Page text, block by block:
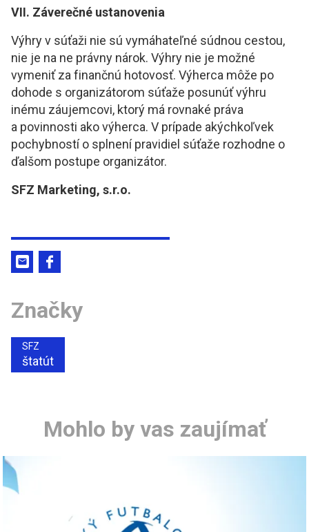
VII. Záverečné ustanovenia
Výhry v súťaži nie sú vymáhateľné súdnou cestou,
nie je na ne právny nárok. Výhry nie je možné
vymeniť za finančnú hotovosť. Výherca môže po
dohode s organizátorom súťaže posunúť výhru
inému záujemcovi, ktorý má rovnaké práva
a povinnosti ako výherca. V prípade akýchkoľvek
pochybností o splnení pravidiel súťaže rozhodne o
ďalšom postupe organizátor.
SFZ Marketing, s.r.o.
Značky
SFZ
štatút
Mohlo by vas zaujímať